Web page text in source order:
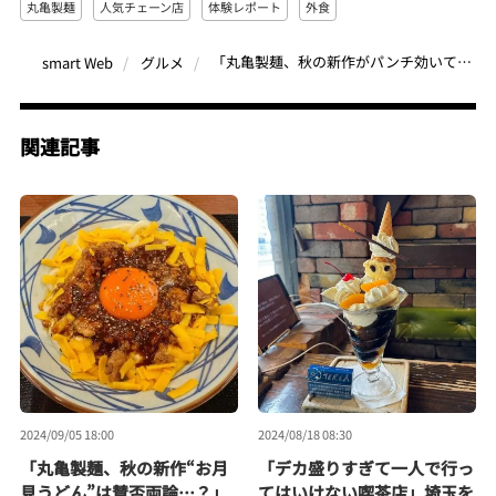
丸亀製麺 人気チェーン店 体験レポート 外食
smart Web グルメ 「丸亀製麺、秋の新作がパンチ効いてて最高…」肉感あふれるスタミナ系うどんが無敵の旨さ！グルメライター絶賛の「旨辛 肉盛りまぜ玉うどん」
関連記事
2024/09/05 18:00
「丸亀製麺、秋の新作“お月
2024/08/18 08:30
「デカ盛りすぎて一人で行っ